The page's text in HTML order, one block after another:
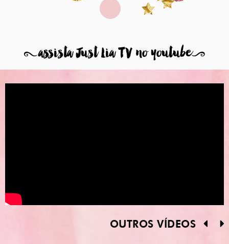
8assista Just Lia TV no youtube9
OUTROS VÍDEOS